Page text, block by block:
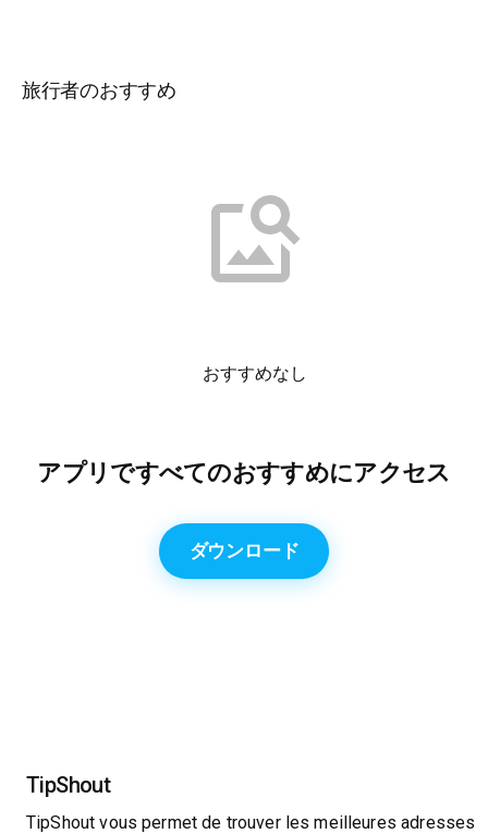
旅行者のおすすめ
おすすめなし
アプリですべてのおすすめにアクセス
ダウンロード
TipShout
TipShout vous permet de trouver les meilleures adresses